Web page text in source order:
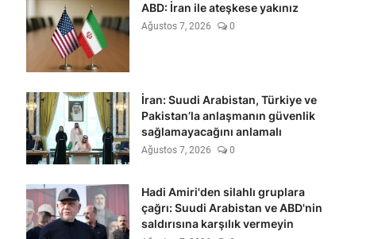
ABD: İran ile ateşkese yakınız
Ağustos 7, 2026 0
İran: Suudi Arabistan, Türkiye ve
Pakistan’la anlaşmanın güvenlik
sağlamayacağını anlamalı
Ağustos 7, 2026 0
Hadi Amiri'den silahlı gruplara
çağrı: Suudi Arabistan ve ABD'nin
saldırısına karşılık vermeyin